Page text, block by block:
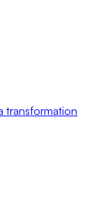
transformation